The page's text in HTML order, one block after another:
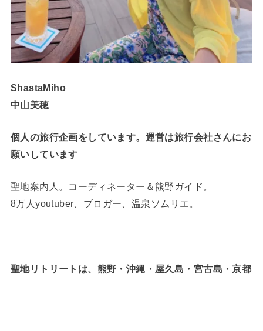
ShastaMiho
中山美穂
個人の旅行企画をしています。運営は旅行会社さんにお
願いしています
聖地案内人。コーディネーター＆熊野ガイド。
8万人youtuber、ブロガー、温泉ソムリエ。
聖地リトリートは、熊野・沖縄・屋久島・宮古島・京都